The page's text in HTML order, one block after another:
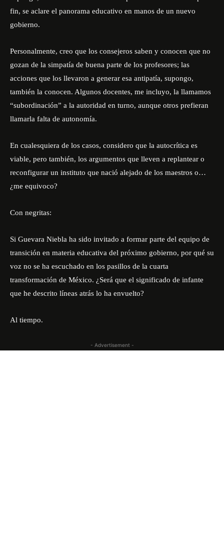
fin, se aclare el panorama educativo en manos de un nuevo
gobierno.
Personalmente, creo que los consejeros saben y conocen que no
gozan de la simpatía de buena parte de los profesores; las
acciones que los llevaron a generar esa antipatía, supongo,
también la conocen. Algunos docentes, me incluyo, la llamamos
“subordinación” a la autoridad en turno, aunque otros prefieran
llamarla falta de autonomía.
En cualesquiera de los casos, considero que la autocrítica es
viable, pero también, los argumentos que lleven a replantear o
reconfigurar un instituto que nació alejado de los maestros o…
¿me equivoco?
Con negritas:
Si Guevara Niebla ha sido invitado a formar parte del equipo de
transición en materia educativa del próximo gobierno, por qué su
voz no se ha escuchado en los pasillos de la cuarta
transformación de México. ¿Será que el significado de infante
que he descrito líneas atrás lo ha envuelto?
Al tiempo.
- Advertisement -